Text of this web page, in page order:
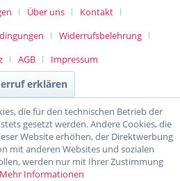
Über uns
Kontakt
Widerrufsbelehrung
AGB Impressum
erklären
die für den technischen Betrieb der
gesetzt werden. Andere Cookies, die
Website erhöhen, der Direktwerbung
mit anderen Websites und sozialen
werden nur mit Ihrer Zustimmung
Mehr Informationen